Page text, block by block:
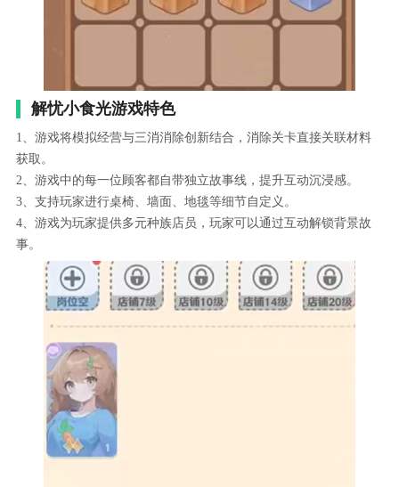
解忧小食光游戏特色
1、游戏将模拟经营与三消消除创新结合，消除关卡直接关联材料
获取。
2、游戏中的每一位顾客都自带独立故事线，提升互动沉浸感。
3、支持玩家进行桌椅、墙面、地毯等细节自定义。
4、游戏为玩家提供多元种族店员，玩家可以通过互动解锁背景故
事。